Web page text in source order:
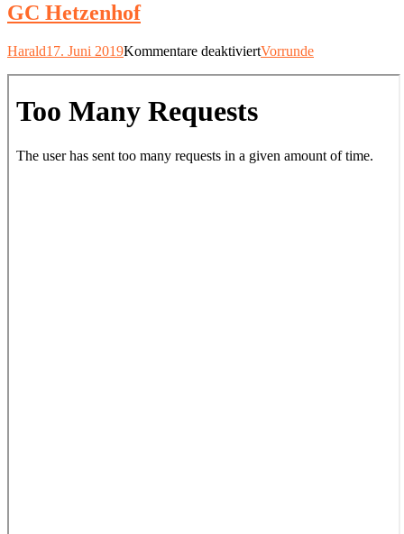
GC Hetzenhof
Harald17. Juni 2019Kommentare deaktiviertfür
Vorrunde